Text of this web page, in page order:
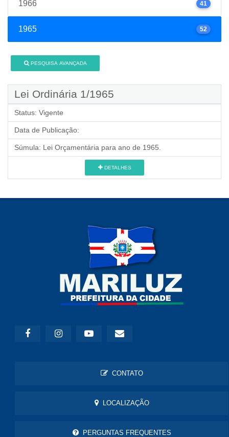
1966 41
1965 52
PESQUISA AVANÇADA
Lei Ordinária 1/1965
Status: Vigente
Data de Publicação:
Súmula: Lei Orçamentária para ano de 1965.
DETALHES
CONTATO
LOCALIZAÇÃO
PERGUNTAS FREQUENTES